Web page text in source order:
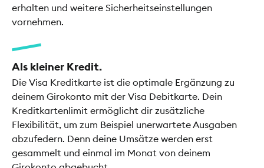
erhalten und weitere Sicherheitseinstellungen
vornehmen.
Als kleiner Kredit.
Die Visa Kreditkarte ist die optimale Ergänzung zu
deinem Girokonto mit der Visa Debitkarte. Dein
Kreditkartenlimit ermöglicht dir zusätzliche
Flexibilität, um zum Beispiel unerwartete Ausgaben
abzufedern. Denn deine Umsätze werden erst
gesammelt und einmal im Monat von deinem